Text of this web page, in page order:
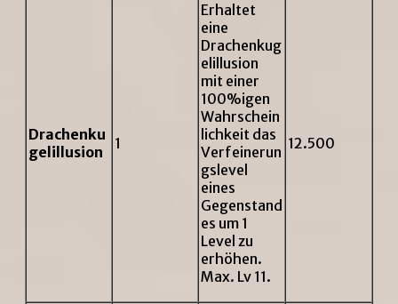
Drachenku
gelillusion
1
Erhaltet
eine
Drachenkug
elillusion
mit einer
100%igen
Wahrschein
lichkeit das
Verfeinerun
gslevel
eines
Gegenstand
es um 1
Level zu
erhöhen.
Max. Lv 11.
12.500